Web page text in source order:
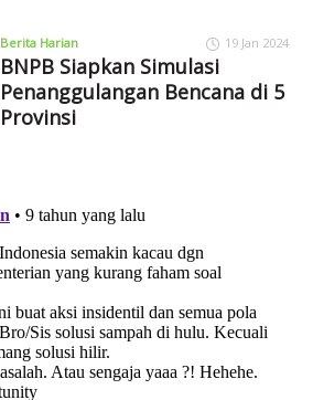
Berita Harian 19 Jan 2024
BNPB Siapkan Simulasi
Penanggulangan Bencana di 5
Provinsi